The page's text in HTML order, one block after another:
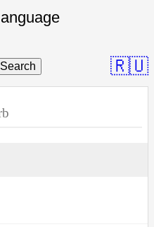
Search 🇷🇺